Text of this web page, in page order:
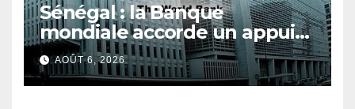
Sénégal : la Banque
mondiale accorde un appui
budgétaire de 340 milliards
de FCFA pour soutenir les
réformes économiques
AOÛT 6, 2026